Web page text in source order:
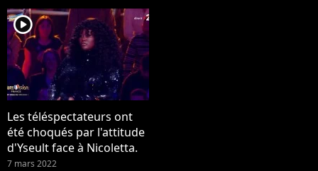
player2
Les téléspectateurs ont
été choqués par l'attitude
d'Yseult face à Nicoletta.
7 mars 2022